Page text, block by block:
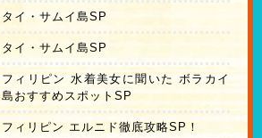
タイ・サムイ島SP
タイ・サムイ島SP
フィリピン 水着美女に聞いた ボラカイ
島おすすめスポットSP
フィリピン エルニド徹底攻略SP！